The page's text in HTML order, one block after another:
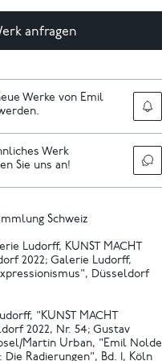
anfragen
Werke von Emil
Werk
Sie uns an!
Schweiz
Ludorff, KUNST MACHT
2022 Galerie Ludorff,
Düsseldorf
"KUNST MACHT
2022, Nr. 54 Gustav
Martin Urban, "Emil
Die Radierungen", Bd. I, Köln